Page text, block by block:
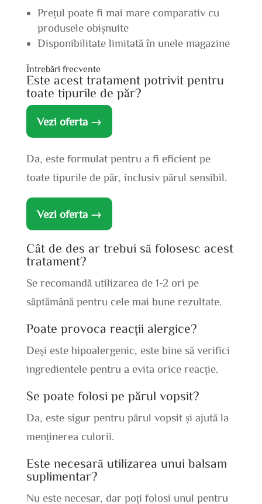
Prețul poate fi mai mare comparativ cu
produsele obișnuite
Disponibilitate limitată în unele magazine
Întrebări frecvente
Este acest tratament potrivit pentru
toate tipurile de păr?
Vezi oferta →
Da, este formulat pentru a fi eficient pe
toate tipurile de păr, inclusiv părul sensibil.
Vezi oferta →
Cât de des ar trebui să folosesc acest
tratament?
Se recomandă utilizarea de 1-2 ori pe
săptămână pentru cele mai bune rezultate.
Poate provoca reacții alergice?
Deși este hipoalergenic, este bine să verifici
ingredientele pentru a evita orice reacție.
Se poate folosi pe părul vopsit?
Da, este sigur pentru părul vopsit și ajută la
menținerea culorii.
Este necesară utilizarea unui balsam
suplimentar?
Nu este necesar, dar poți folosi unul pentru